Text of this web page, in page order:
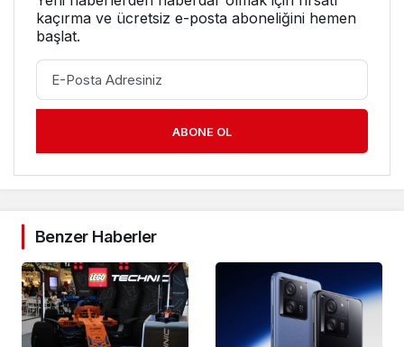
kaçırma ve ücretsiz e-posta aboneliğini hemen
başlat.
ABONE OL
Benzer Haberler